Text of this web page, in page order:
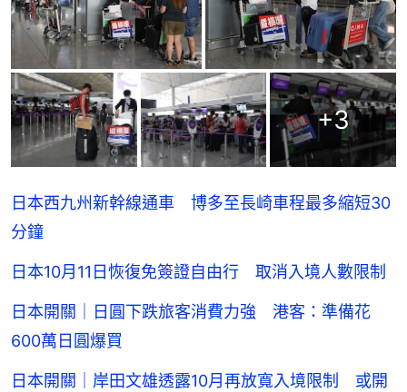
+3
日本西九州新幹線通車 博多至長崎車程最多縮短30
分鐘
日本10月11日恢復免簽證自由行 取消入境人數限制
日本開關｜日圓下跌旅客消費力強 港客：準備花
600萬日圓爆買
日本開關｜岸田文雄透露10月再放寬入境限制 或開